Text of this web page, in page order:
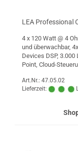
LEA Professional
4 x 120 Watt @ 4
und überwachbar,
Devices DSP,
Point, Cloud-
Art.Nr.: 47.05.02
Lieferzeit: